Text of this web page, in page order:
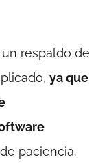
respaldo de
ya que
paciencia.